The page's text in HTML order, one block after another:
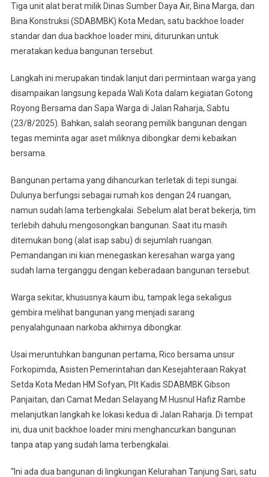
Tiga unit alat berat milik Dinas Sumber Daya Air, Bina Marga, dan
Bina Konstruksi (SDABMBK) Kota Medan, satu backhoe loader
standar dan dua backhoe loader mini, diturunkan untuk
meratakan kedua bangunan tersebut.
Langkah ini merupakan tindak lanjut dari permintaan warga yang
disampaikan langsung kepada Wali Kota dalam kegiatan Gotong
Royong Bersama dan Sapa Warga di Jalan Raharja, Sabtu
(23/8/2025). Bahkan, salah seorang pemilik bangunan dengan
tegas meminta agar aset miliknya dibongkar demi kebaikan
bersama.
Bangunan pertama yang dihancurkan terletak di tepi sungai.
Dulunya berfungsi sebagai rumah kos dengan 24 ruangan,
namun sudah lama terbengkalai. Sebelum alat berat bekerja, tim
terlebih dahulu mengosongkan bangunan. Saat itu masih
ditemukan bong (alat isap sabu) di sejumlah ruangan.
Pemandangan ini kian menegaskan keresahan warga yang
sudah lama terganggu dengan keberadaan bangunan tersebut.
Warga sekitar, khususnya kaum ibu, tampak lega sekaligus
gembira melihat bangunan yang menjadi sarang
penyalahgunaan narkoba akhirnya dibongkar.
Usai meruntuhkan bangunan pertama, Rico bersama unsur
Forkopimda, Asisten Pemerintahan dan Kesejahteraan Rakyat
Setda Kota Medan HM Sofyan, Plt Kadis SDABMBK Gibson
Panjaitan, dan Camat Medan Selayang M Husnul Hafiz Rambe
melanjutkan langkah ke lokasi kedua di Jalan Raharja. Di tempat
ini, dua unit backhoe loader mini menghancurkan bangunan
tanpa atap yang sudah lama terbengkalai.
“Ini ada dua bangunan di lingkungan Kelurahan Tanjung Sari, satu